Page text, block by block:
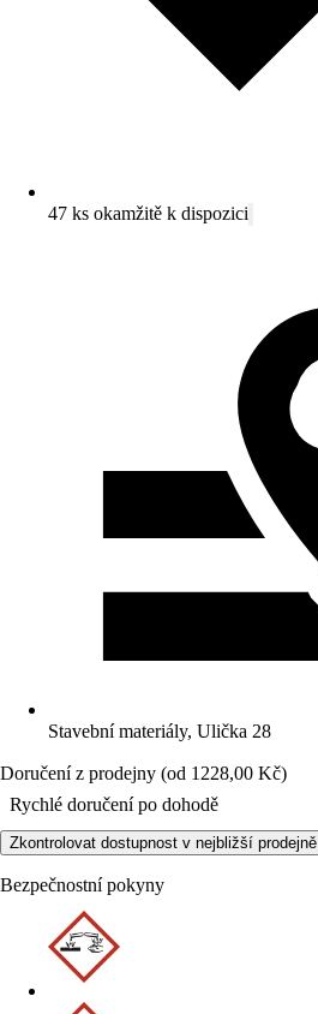
47 ks okamžitě k dispozici
Stavební materiály, Ulička 28
Doručení z prodejny (od 1228,00 Kč)
Rychlé doručení po dohodě
Zkontrolovat dostupnost v nejbližší prodejně
Bezpečnostní pokyny